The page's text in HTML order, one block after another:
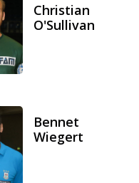
Christian
O'Sullivan
Bennet
Wiegert